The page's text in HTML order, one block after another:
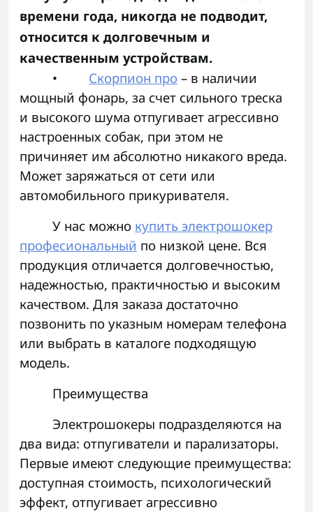
времени года, никогда не подводит,
относится к долговечным и
качественным устройствам.
• Скорпион про – в наличии
мощный фонарь, за счет сильного треска
и высокого шума отпугивает агрессивно
настроенных собак, при этом не
причиняет им абсолютно никакого вреда.
Может заряжаться от сети или
автомобильного прикуривателя.
У нас можно купить электрошокер
професиональный по низкой цене. Вся
продукция отличается долговечностью,
надежностью, практичностью и высоким
качеством. Для заказа достаточно
позвонить по указным номерам телефона
или выбрать в каталоге подходящую
модель.
Преимущества
Электрошокеры подразделяются на
два вида: отпугиватели и парализаторы.
Первые имеют следующие преимущества:
доступная стоимость, психологический
эффект, отпугивает агрессивно